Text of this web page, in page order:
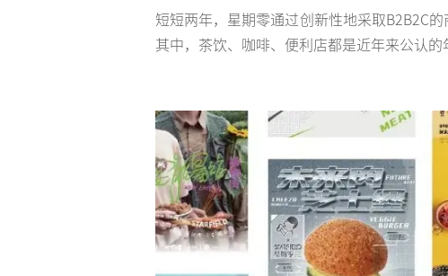
短短两年，星期零通过创新性地采取B2B2C
其中，茶饮、咖啡、便利店都是近年来公认的